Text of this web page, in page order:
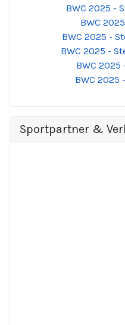
BWC 2025 -
BWC
BWC 2025 -
BWC 2025 -
BWC 2025
BWC 2025
Sportpartner &